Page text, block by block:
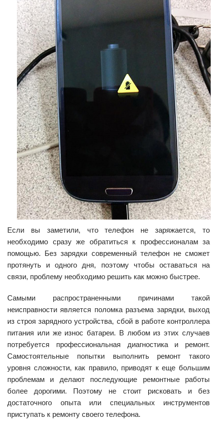
Если вы заметили, что телефон не заряжается, то
необходимо сразу же обратиться к профессионалам за
помощью. Без зарядки современный телефон не сможет
протянуть и одного дня, поэтому чтобы оставаться на
связи, проблему необходимо решить как можно быстрее.
Самыми распространенными причинами такой
неисправности является поломка разъема зарядки, выход
из строя зарядного устройства, сбой в работе контроллера
питания или же износ батареи. В любом из этих случаев
потребуется профессиональная диагностика и ремонт.
Самостоятельные попытки выполнить ремонт такого
уровня сложности, как правило, приводят к еще большим
проблемам и делают последующие ремонтные работы
более дорогими. Поэтому не стоит рисковать и без
достаточного опыта или специальных инструментов
приступать к ремонту своего телефона.